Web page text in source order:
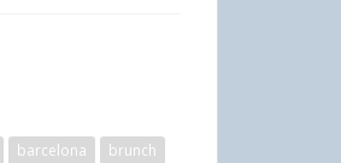
barcelona
brunch